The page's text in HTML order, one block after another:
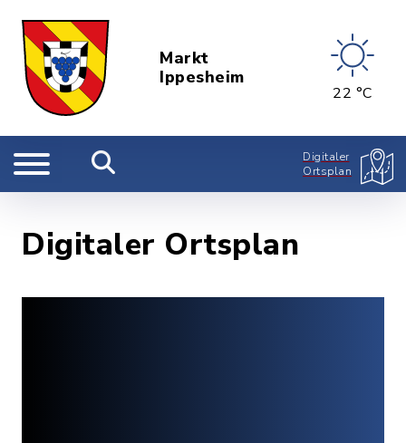
Markt
Ippesheim
22 °C
Digitaler
Ortsplan
Digitaler Ortsplan